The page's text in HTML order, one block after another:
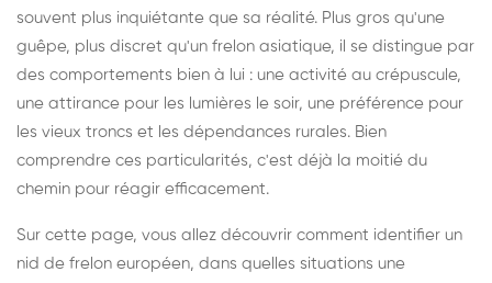
souvent plus inquiétante que sa réalité. Plus gros qu'une
guêpe, plus discret qu'un frelon asiatique, il se distingue par
des comportements bien à lui : une activité au crépuscule,
une attirance pour les lumières le soir, une préférence pour
les vieux troncs et les dépendances rurales. Bien
comprendre ces particularités, c'est déjà la moitié du
chemin pour réagir efficacement.
Sur cette page, vous allez découvrir comment identifier un
nid de frelon européen, dans quelles situations une